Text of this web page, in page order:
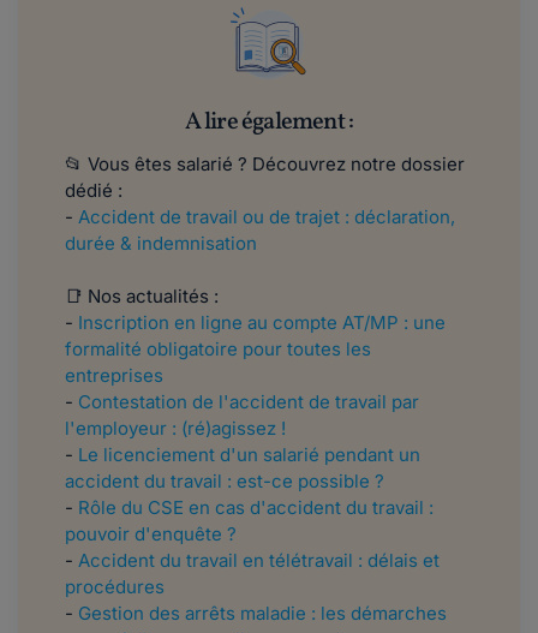
A lire également :
📂 Vous êtes salarié ? Découvrez notre dossier
dédié :
- Accident de travail ou de trajet : déclaration,
durée & indemnisation
📑 Nos actualités :
- Inscription en ligne au compte AT/MP : une
formalité obligatoire pour toutes les
entreprises
- Contestation de l'accident de travail par
l'employeur : (ré)agissez !
- Le licenciement d'un salarié pendant un
accident du travail : est-ce possible ?
- Rôle du CSE en cas d'accident du travail :
pouvoir d'enquête ?
- Accident du travail en télétravail : délais et
procédures
- Gestion des arrêts maladie : les démarches